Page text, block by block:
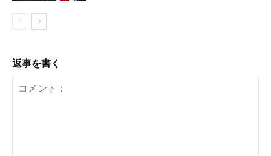
返事を書く